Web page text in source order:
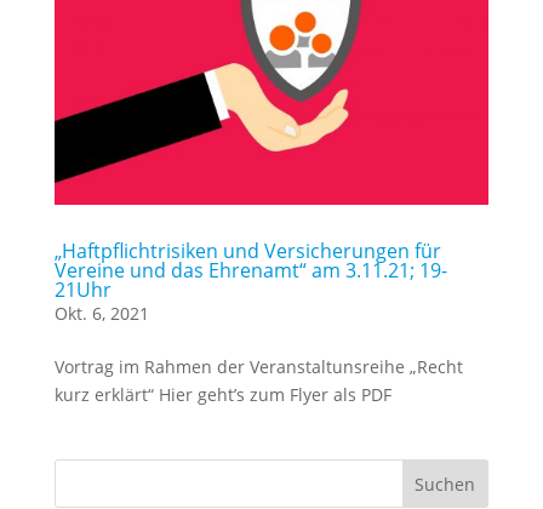
„Haftpflichtrisiken und Versicherungen für
Vereine und das Ehrenamt“ am 3.11.21; 19-
21Uhr
Okt. 6, 2021
Vortrag im Rahmen der Veranstaltunsreihe „Recht
kurz erklärt“ Hier geht’s zum Flyer als PDF